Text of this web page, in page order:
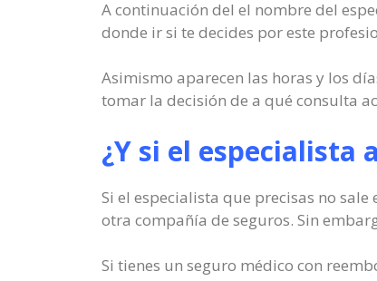
A continuación del el nombre del
donde ir si te decides por este
Asimismo aparecen las horas y los
tomar la decisión de a qué consulta
¿Y si el especialista
Si el especialista que precisas no
otra compañía de seguros. Sin
Si tienes un seguro médico con